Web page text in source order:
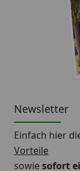
Newsletter
Einfach hier
Vorteile
sowiesofort